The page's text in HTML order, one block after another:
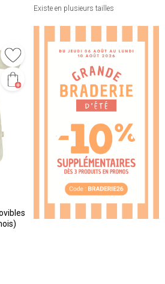
Existe en plusieurs tailles
❮ ❯